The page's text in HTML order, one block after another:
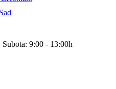
9:00 - 13:00h